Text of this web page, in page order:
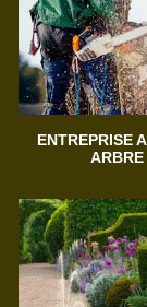
ENTREPRISE
ARBRE